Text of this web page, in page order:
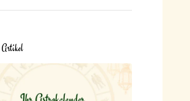
Artikel